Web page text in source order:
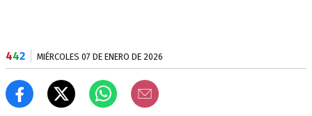
442 MIÉRCOLES 07 DE ENERO DE 2026